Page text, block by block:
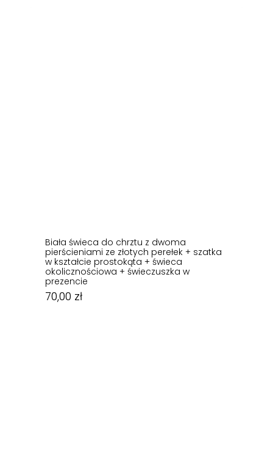
Biała świeca do chrztu z dwoma
pierścieniami ze złotych perełek + szatka
w kształcie prostokąta + świeca
okolicznościowa + świeczuszka w
prezencie
70,00 zł
70,00zł